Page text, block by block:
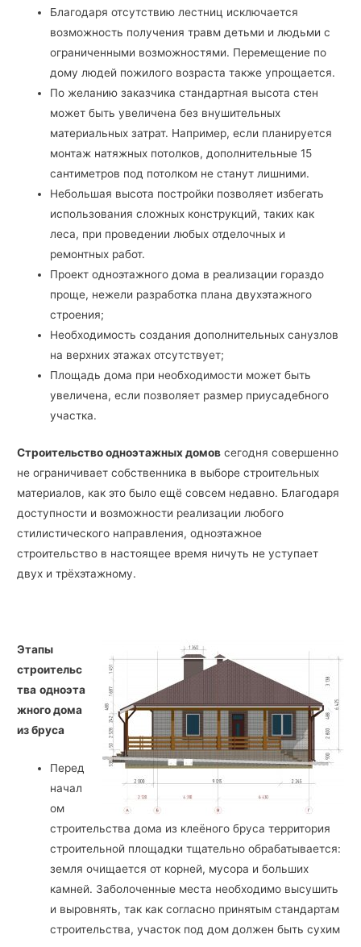
Благодаря отсутствию лестниц исключается
возможность получения травм детьми и людьми с
ограниченными возможностями. Перемещение по
дому людей пожилого возраста также упрощается.
По желанию заказчика стандартная высота стен
может быть увеличена без внушительных
материальных затрат. Например, если планируется
монтаж натяжных потолков, дополнительные 15
сантиметров под потолком не станут лишними.
Небольшая высота постройки позволяет избегать
использования сложных конструкций, таких как
леса, при проведении любых отделочных и
ремонтных работ.
Проект одноэтажного дома в реализации гораздо
проще, нежели разработка плана двухэтажного
строения;
Необходимость создания дополнительных санузлов
на верхних этажах отсутствует;
Площадь дома при необходимости может быть
увеличена, если позволяет размер приусадебного
участка.
Строительство одноэтажных домов сегодня совершенно
не ограничивает собственника в выборе строительных
материалов, как это было ещё совсем недавно. Благодаря
доступности и возможности реализации любого
стилистического направления, одноэтажное
строительство в настоящее время ничуть не уступает
двух и трёхэтажному.
Этапы
строительс
тва одноэта
жного дома
из бруса
Перед
начал
ом
строительства дома из клеёного бруса территория
строительной площадки тщательно обрабатывается:
земля очищается от корней, мусора и больших
камней. Заболоченные места необходимо высушить
и выровнять, так как согласно принятым стандартам
строительства, участок под дом должен быть сухим